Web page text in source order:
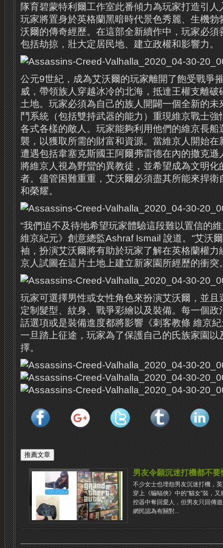
隊育碧蒙特利爾工作室此番傾力為玩家打造引
玩家將置身於英格蘭黑暗時代景色秀麗、生機勃
沃爾的傳奇經歷。在這部全新續作中，玩家必須
包括劫掠，壯大定居民地、建立政權和影響力。
公元9世紀，成為艾沃爾的玩家離開了飽受戰爭
威，帶領族人穿越冰冷的北海，抵達王權支離
土地。玩家必須為自己的族人開闢一個全新的
鬥系統（包括雙持武器的能力）重現維京戰士
各式各樣的敵人。玩家能夠利用他們的維京長船
襲，以獲取所需的財富和資源。當維京人開始在
遭遇包括韋塞克斯國王阿爾弗雷德在內的撒克遜
將維京人視為野蠻的異教徒，並希望成為文明化
者。儘管困難重重，艾沃爾必須盡其所能來捍衛
和榮耀。
“我們迫不及待地希望玩家體驗這段難以置信的
維京紀元》創意總監Ashraf Ismail 說道。“艾沃
袖，扮演艾沃爾將有助於玩家了解在英格蘭權力
京人試圖在這片土地上建立新家園所經歷的衝突
玩家可選擇男性或女性角色來扮演艾沃爾，並且
定制髮型、紋身、戰爭彩繪以及裝備。每一個
話選項或是裝備進度都將影響《刺客教條 維京
一旦踏上征途，玩家為了保護自己的氏族家園
擇。
男友令願沉迷打機都不要
不少女士也埋怨男友沉迷打機，
穿上《蝙蝠俠》中的“貓女”裝，
控器中奪回愛人，但男友只回傳
網民認為有關對...